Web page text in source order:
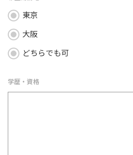
東京
大阪
どちらでも可
学歴・資格